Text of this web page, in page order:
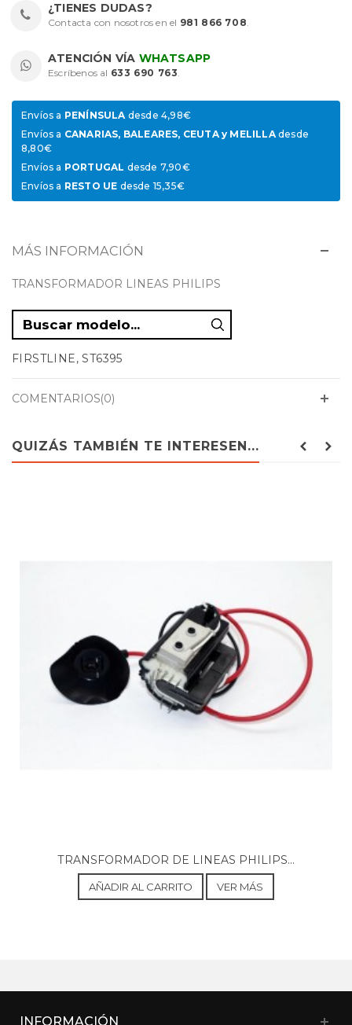
¿TIENES DUDAS?
Contacta con nosotros en el 981 866 708.
ATENCIÓN VÍA WHATSAPP
Escríbenos al 633 690 763.
Envíos a PENÍNSULAdesde 4,98€
Envíos a CANARIAS, BALEARES, CEUTA y MELILLAdesde
8,80€
Envíos a PORTUGAL desde 7,90€
Envíos a RESTO UE desde 15,35€
MÁS INFORMACIÓN
TRANSFORMADOR LINEAS PHILIPS
FIRSTLINE, ST6395
COMENTARIOS(0)
QUIZÁS TAMBIÉN TE INTERESEN...
TRANSFORMADOR DE LINEAS PHILIPS...
AÑADIR AL CARRITO VER MÁS
INFORMACIÓN